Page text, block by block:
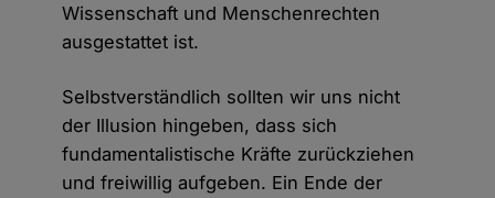
Wissenschaft und Menschenrechten
ausgestattet ist.
Selbstverständlich sollten wir uns nicht
der Illusion hingeben, dass sich
fundamentalistische Kräfte zurückziehen
und freiwillig aufgeben. Ein Ende der